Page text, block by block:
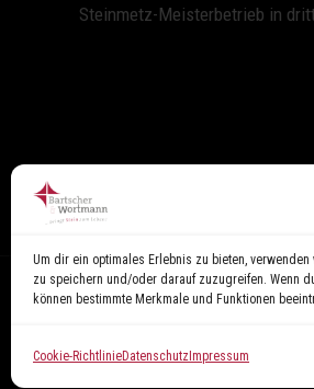
Um dir ein optimales Erlebnis zu bieten,
zu speichern und/oder darauf zuzugreifen. Wenn
können bestimmte Merkmale und Funktionen
Cookie-RichtlinieDatenschutz Impressum
Steinmetz-Meisterbetrieb in